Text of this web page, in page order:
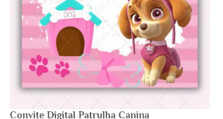
Convite Digital Patrulha Canina